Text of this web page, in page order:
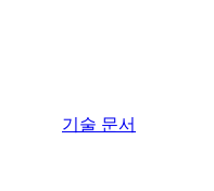
기술 문서